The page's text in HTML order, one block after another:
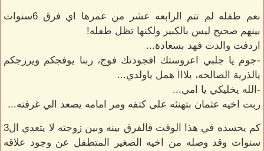
نعم طفله لم تتم الرابعه عشر من عمرها اي فرق 6سنوات
بينهم صحيح ليس بالكبير ولكنها تظل طفله!
اردفت والدت فهد بسعادة...
-جوم يا جلبي اعروستك افجودتك فوج، ربنا يوفجكم ويرزجكم
يالذرية الصالحه، يلااا همل ياولدي...
-الله يخليكي يا امي...
ربت اخيه عثمان بتهنئه على كتفه ومر امامه يصعد الي غرفته...
كم يحسده في هذا الوقت فالفرق بينه وبين زوجته لا يتعدي ال3
سنوات وقد وصله من اخيه الصغير المتطفل عن وجود علاقه